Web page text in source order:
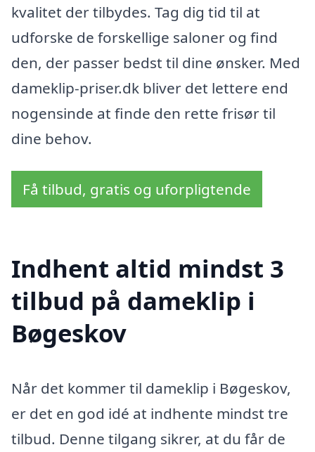
kvalitet der tilbydes. Tag dig tid til at
udforske de forskellige saloner og find
den, der passer bedst til dine ønsker. Med
dameklip-priser.dk bliver det lettere end
nogensinde at finde den rette frisør til
dine behov.
Få tilbud, gratis og uforpligtende
Indhent altid mindst 3
tilbud på dameklip i
Bøgeskov
Når det kommer til dameklip i Bøgeskov,
er det en god idé at indhente mindst tre
tilbud. Denne tilgang sikrer, at du får de